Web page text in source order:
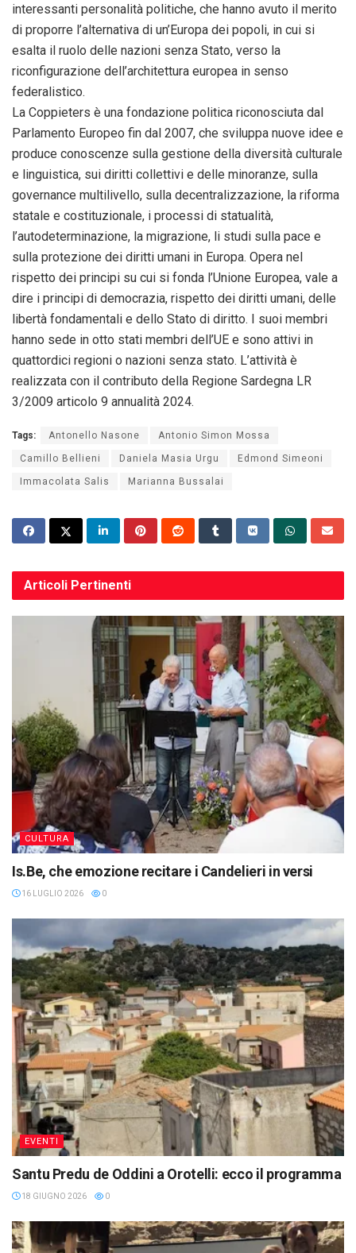
interessanti personalità politiche, che hanno avuto il merito
di proporre l’alternativa di un’Europa dei popoli, in cui si
esalta il ruolo delle nazioni senza Stato, verso la
riconfigurazione dell’architettura europea in senso
federalistico.
La Coppieters è una fondazione politica riconosciuta dal
Parlamento Europeo fin dal 2007, che sviluppa nuove idee e
produce conoscenze sulla gestione della diversità culturale
e linguistica, sui diritti collettivi e delle minoranze, sulla
governance multilivello, sulla decentralizzazione, la riforma
statale e costituzionale, i processi di statualità,
l’autodeterminazione, la migrazione, li studi sulla pace e
sulla protezione dei diritti umani in Europa. Opera nel
rispetto dei principi su cui si fonda l’Unione Europea, vale a
dire i principi di democrazia, rispetto dei diritti umani, delle
libertà fondamentali e dello Stato di diritto. I suoi membri
hanno sede in otto stati membri dell’UE e sono attivi in ​​
quattordici regioni o nazioni senza stato. L’attività è
realizzata con il contributo della Regione Sardegna LR
3/2009 articolo 9 annualità 2024.
Tags: Antonello Nasone Antonio Simon Mossa
Camillo Bellieni Daniela Masia Urgu Edmond Simeoni
Immacolata Salis Marianna Bussalai
Articoli Pertinenti
CULTURA
Is.Be, che emozione recitare i Candelieri in versi
16 LUGLIO 2026 0
EVENTI
Santu Predu de Oddini a Orotelli: ecco il programma
18 GIUGNO 2026 0